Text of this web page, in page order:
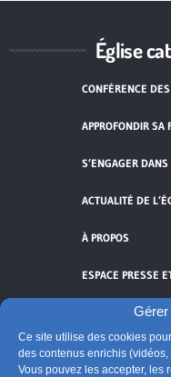
Gérer
Ce site utilise des cookies
des contenus enrichis
Vous pouvez les accepter, les
Église
CONFÉRENCE
APPROFONDIR SA
S’ENGAGER
ACTUALITÉ DE
À PROPOS
ESPACE PRESSE